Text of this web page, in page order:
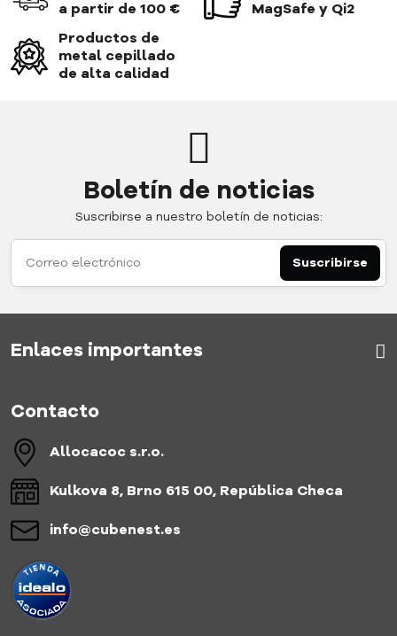
a partir de 100 €
MagSafe y Qi2
Productos de
metal cepillado
de alta calidad
Boletín de noticias
Suscribirse a nuestro boletín de noticias:
Suscribirse
Enlaces importantes
Contacto
Allocacoc s​.r​.o​.
Kulkova 8, Brno 615 00, República Checa
info​@cubenest​.es